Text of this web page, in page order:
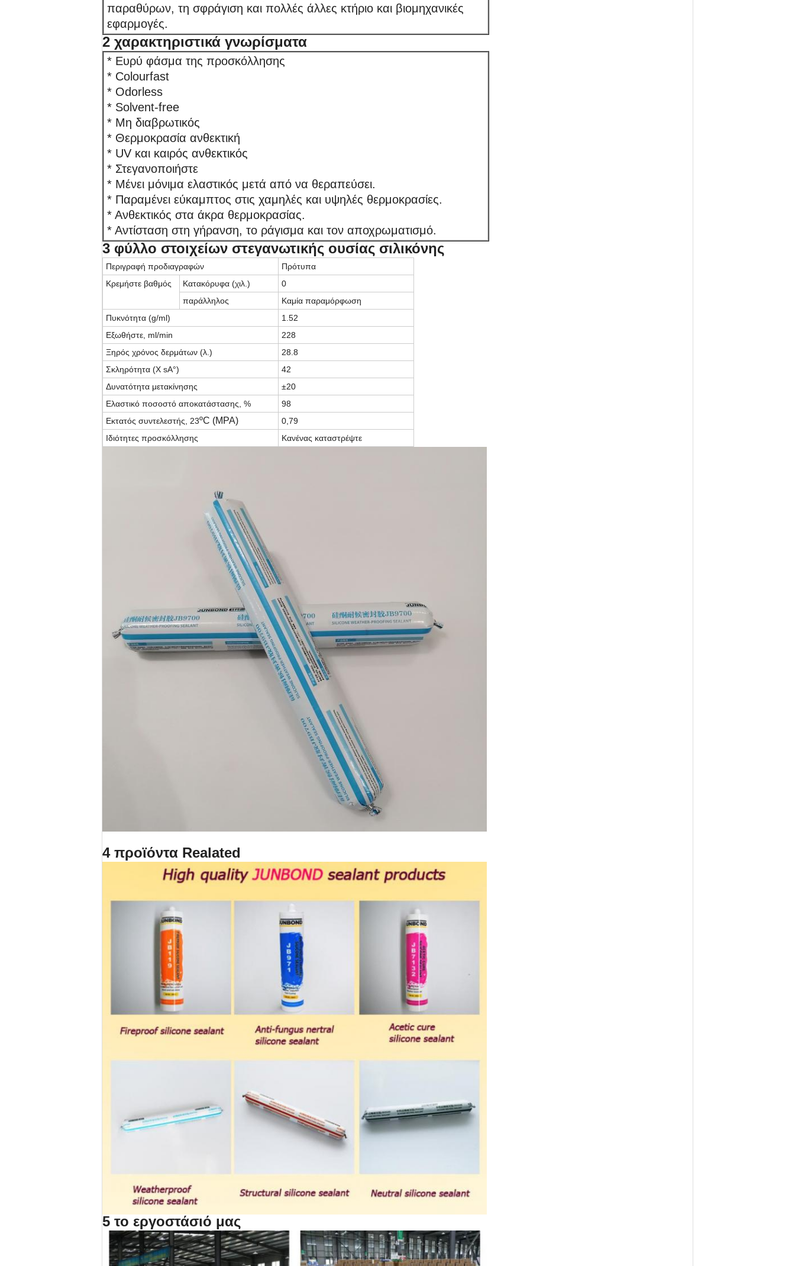
παραθύρων, τη σφράγιση και πολλές άλλες κτήριο και βιομηχανικές
εφαρμογές.
2 χαρακτηριστικά γνωρίσματα
* Ευρύ φάσμα της προσκόλλησης
* Colourfast
* Odorless
* Solvent-free
* Μη διαβρωτικός
* Θερμοκρασία ανθεκτική
* UV και καιρός ανθεκτικός
* Στεγανοποιήστε
* Μένει μόνιμα ελαστικός μετά από να θεραπεύσει.
* Παραμένει εύκαμπτος στις χαμηλές και υψηλές θερμοκρασίες.
* Ανθεκτικός στα άκρα θερμοκρασίας.
* Αντίσταση στη γήρανση, το ράγισμα και τον αποχρωματισμό.
3 φύλλο στοιχείων στεγανωτικής ουσίας σιλικόνης
Περιγραφή προδιαγραφών
Πρότυπα
Κρεμήστε βαθμός
Κατακόρυφα (χιλ.)
0
παράλληλος
Καμία παραμόρφωση
Πυκνότητα (g/ml)
1.52
Εξωθήστε , ml/min
228
Ξηρός χρόνος δερμάτων (λ.)
28.8
Σκληρότητα (Χ sA°)
42
Δυνατότητα μετακίνησης
±20
Ελαστικό ποσοστό αποκατάστασης, %
98
Εκτατός συντελεστής, 23ºC (MPA)
0,79
Ιδιότητες προσκόλλησης
Κανένας καταστρέψτε
4 προϊόντα Realated
5 το εργοστάσιό μας